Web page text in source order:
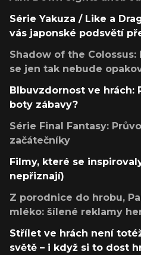
Série Yakuza / Like a
vás japonské podsvětí
Shadow of the
se jen tak nebude
Blbuvzdornost ve hrách:
boty zábavy?
Série Final Fantasy:
začátečníky
Filmy, které se
nepřiznají)
Z porodnice do hrobu,
mléko: šílené reklamy
Střílet ve hrách není
světě – i když si to dost